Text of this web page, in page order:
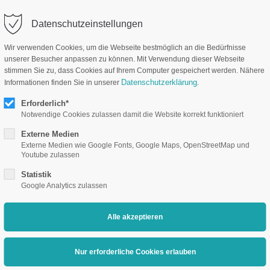
Unternehmen
die Fläche, die bei einem Druckerzeugnis über das eigentliche
einen Druckbogen auf ihr endgültiges Format geschnitten
Beschnittzugabe von umlaufend mindestens 2 mm!
Datenschutzeinstellungen
Wir verwenden Cookies, um die Webseite bestmöglich an die Bedürfnisse
unserer Besucher anpassen zu können. Mit Verwendung dieser Webseite
stimmen Sie zu, dass Cookies auf Ihrem Computer gespeichert werden. Nähere
Informationen finden Sie in unserer Datenschutzerklärung.
Erforderlich*
Notwendige Cookies zulassen damit die Website korrekt funktioniert
Externe Medien
Externe Medien wie Google Fonts, Google Maps, OpenStreetMap und
Youtube zulassen
Statistik
Google Analytics zulassen